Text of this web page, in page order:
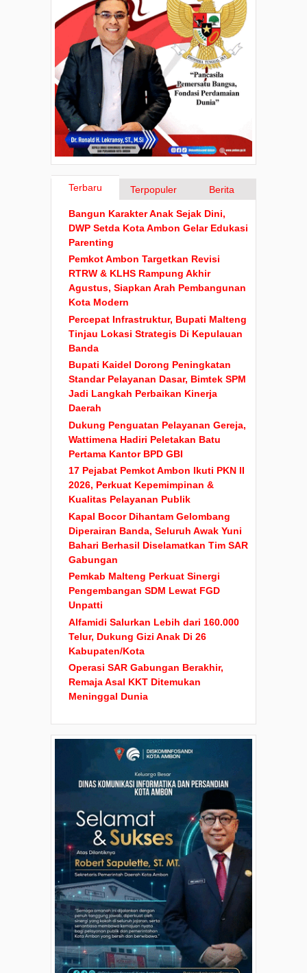
Terbaru Terpopuler Berita
Bangun Karakter Anak Sejak Dini,
DWP Setda Kota Ambon Gelar Edukasi
Parenting
Pemkot Ambon Targetkan Revisi
RTRW & KLHS Rampung Akhir
Agustus, Siapkan Arah Pembangunan
Kota Modern
Percepat Infrastruktur, Bupati Malteng
Tinjau Lokasi Strategis Di Kepulauan
Banda
Bupati Kaidel Dorong Peningkatan
Standar Pelayanan Dasar, Bimtek SPM
Jadi Langkah Perbaikan Kinerja
Daerah
Dukung Penguatan Pelayanan Gereja,
Wattimena Hadiri Peletakan Batu
Pertama Kantor BPD GBI
17 Pejabat Pemkot Ambon Ikuti PKN II
2026, Perkuat Kepemimpinan &
Kualitas Pelayanan Publik
Kapal Bocor Dihantam Gelombang
Diperairan Banda, Seluruh Awak Yuni
Bahari Berhasil Diselamatkan Tim SAR
Gabungan
Pemkab Malteng Perkuat Sinergi
Pengembangan SDM Lewat FGD
Unpatti
Alfamidi Salurkan Lebih dari 160.000
Telur, Dukung Gizi Anak Di 26
Kabupaten/Kota
Operasi SAR Gabungan Berakhir,
Remaja Asal KKT Ditemukan
Meninggal Dunia